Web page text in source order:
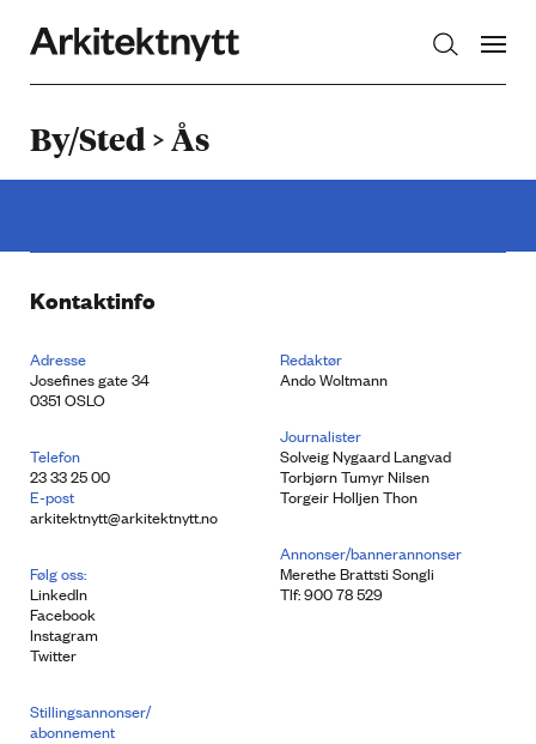
By/Sted > Ås
Kontaktinfo
Adresse
Josefines gate 34
0351 OSLO
Telefon
23 33 25 00
E-post
arkitektnytt@arkitektnytt.no
Følg oss:
LinkedIn
Facebook
Instagram
Twitter
Redaktør
Ando Woltmann
Journalister
Solveig Nygaard Langvad
Torbjørn Tumyr Nilsen
Torgeir Holljen Thon
Annonser/bannerannonser
Merethe Brattsti Songli
Tlf: 900 78 529
Stillingsannonser/
abonnement